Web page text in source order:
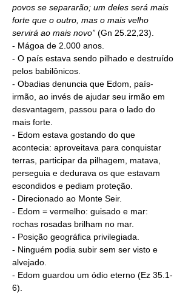
povos se separarão; um deles será mais
forte que o outro, mas o mais velho
servirá ao mais novo” (Gn 25.22,23).
- Mágoa de 2.000 anos.
- O país estava sendo pilhado e destruído
pelos babilônicos
- Obadias denuncia que Edom , país-
irmão, ao invés de ajudar seu irmão em
desvantagem, passou para o lado do
mais forte.
- Edom estava gostando do que
acontecia: aproveitava para conquistar
terras, participar da pilhagem, matava,
perseguia e dedurava os que estavam
escondidos e pediam proteção.
- Direcionado ao Monte Seir.
- Edom = vermelho: guisado e mar:
rochas rosadas brilham no mar.
- Posição geográfica privilegiada.
- Ninguém podia subir sem ser visto e
alvejado.
- Edom guardou um ódio eterno (Ez 35.1-
6).